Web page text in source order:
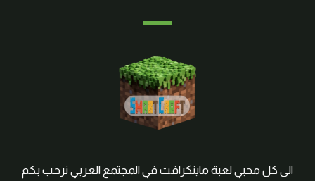
الى كل محبي لعبة ماينكرافت في المجتمع العربي نرحب بكم